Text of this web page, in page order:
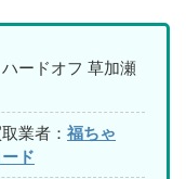
ードオフ 草加瀬
業者： 福ちゃ
ド